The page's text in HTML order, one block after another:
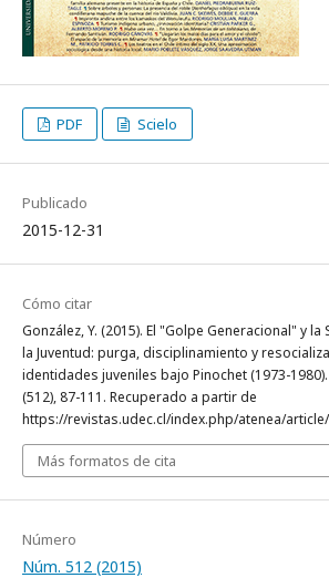
PDF Scielo
Publicado
2015-12-31
Cómo citar
González, Y. (2015). El "Golpe Generacional" y
la Juventud: purga, disciplinamiento y
identidades juveniles bajo Pinochet (1973-
(512), 87-111. Recuperado a partir de
https://revistas.udec.cl/index.php/atenea/article/
Más formatos de cita
Número
Núm. 512 (2015)